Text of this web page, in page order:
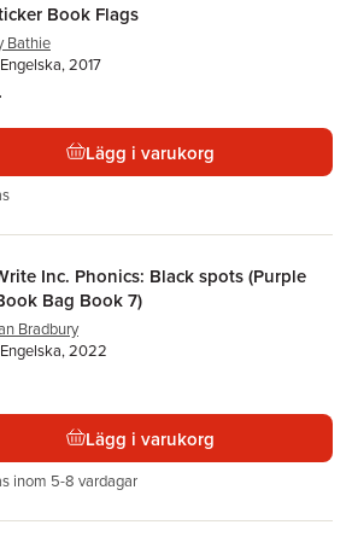
Book Flags
Bathie
2017
Lägg i varukorg
Inc. Phonics: Black spots (Purple
Bag Book 7)
Bradbury
2022
Lägg i varukorg
inom 5-8 vardagar